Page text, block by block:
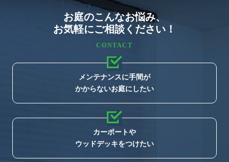
お庭のこんなお悩み、
お気軽にご相談ください！
CONTACT
メンテナンスに手間が
かからないお庭にしたい
カーポートや
ウッドデッキをつけたい